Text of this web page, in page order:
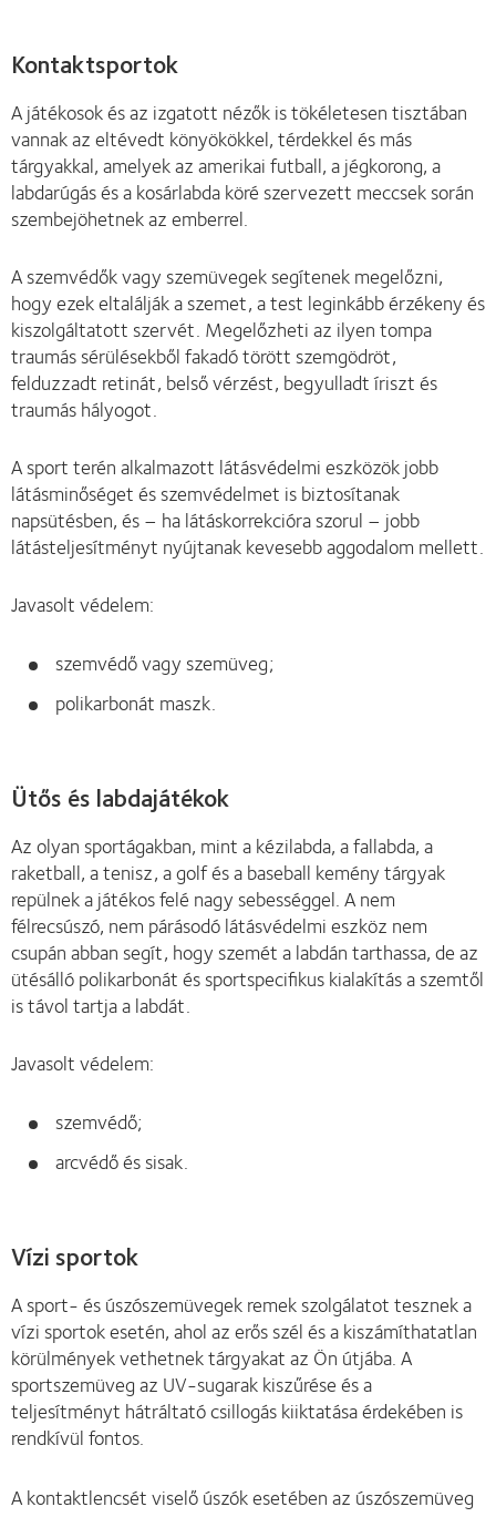
Kontaktsportok
A játékosok és az izgatott nézők is tökéletesen tisztában
vannak az eltévedt könyökökkel, térdekkel és más
tárgyakkal, amelyek az amerikai futball, a jégkorong, a
labdarúgás és a kosárlabda köré szervezett meccsek során
szembejöhetnek az emberrel.
A szemvédők vagy szemüvegek segítenek megelőzni,
hogy ezek eltalálják a szemet, a test leginkább érzékeny és
kiszolgáltatott szervét. Megelőzheti az ilyen tompa
traumás sérülésekből fakadó törött szemgödröt,
felduzzadt retinát, belső vérzést, begyulladt íriszt és
traumás hályogot.
A sport terén alkalmazott látásvédelmi eszközök jobb
látásminőséget és szemvédelmet is biztosítanak
napsütésben, és – ha látáskorrekcióra szorul – jobb
látásteljesítményt nyújtanak kevesebb aggodalom mellett.
Javasolt védelem:
szemvédő vagy szemüveg;
polikarbonát maszk.
Ütős és labdajátékok
Az olyan sportágakban, mint a kézilabda, a fallabda, a
raketball, a tenisz, a golf és a baseball kemény tárgyak
repülnek a játékos felé nagy sebességgel. A nem
félrecsúszó, nem párásodó látásvédelmi eszköz nem
csupán abban segít, hogy szemét a labdán tarthassa, de az
ütésálló polikarbonát és sportspecifikus kialakítás a szemtől
is távol tartja a labdát.
Javasolt védelem:
szemvédő;
arcvédő és sisak.
Vízi sportok
A sport- és úszószemüvegek remek szolgálatot tesznek a
vízi sportok esetén, ahol az erős szél és a kiszámíthatatlan
körülmények vethetnek tárgyakat az Ön útjába. A
sportszemüveg az UV-sugarak kiszűrése és a
teljesítményt hátráltató csillogás kiiktatása érdekében is
rendkívül fontos.
A kontaktlencsét viselő úszók esetében az úszószemüveg